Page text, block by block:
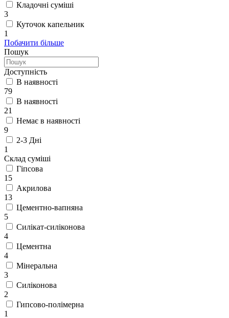
Кладочні суміші
3
Куточок капельник
1
Побачити більше
Пошук
Доступність
В наявності
79
В наявності
21
Немає в наявності
9
2-3 Дні
1
Склад суміші
Гіпсова
15
Акрилова
13
Цементно-вапняна
5
Силікат-силіконова
4
Цементна
4
Мінеральна
3
Силіконова
2
Гипсово-полімерна
1